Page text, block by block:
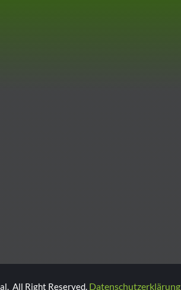
All Right Reserved. Datenschutzerklärung